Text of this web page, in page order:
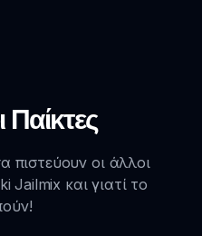
Παίκτες
πιστεύουν οι άλλοι
Jailmix και γιατί το